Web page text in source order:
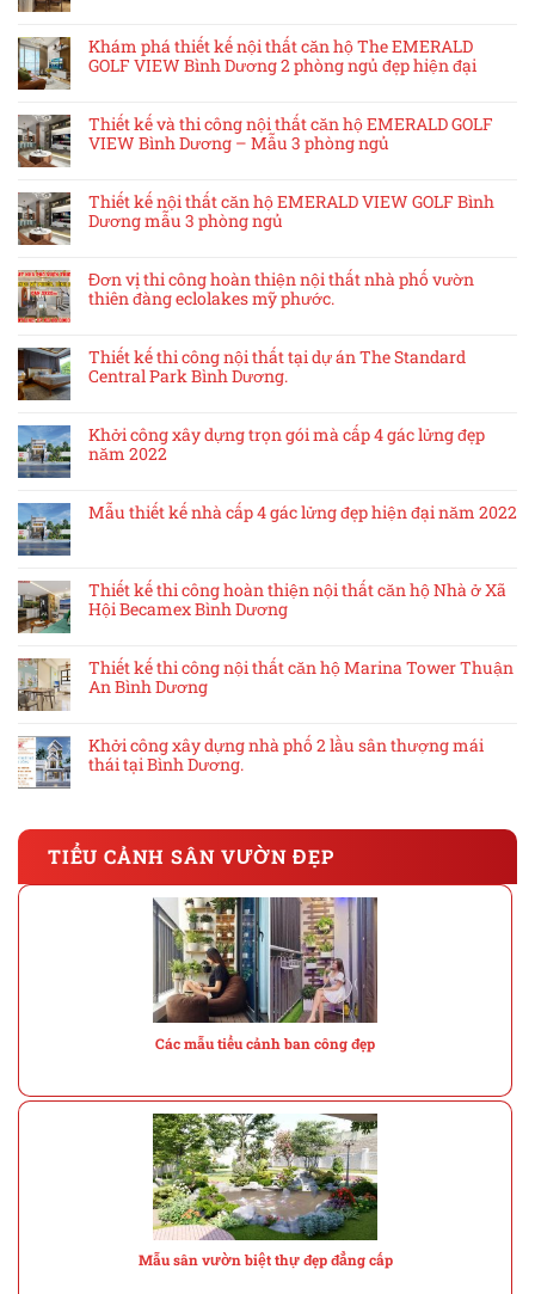
Khám phá thiết kế nội thất căn hộ The EMERALD
GOLF VIEW Bình Dương 2 phòng ngủ đẹp hiện đại
Thiết kế và thi công nội thất căn hộ EMERALD GOLF
VIEW Bình Dương – Mẫu 3 phòng ngủ
Thiết kế nội thất căn hộ EMERALD VIEW GOLF Bình
Dương mẫu 3 phòng ngủ
Đơn vị thi công hoàn thiện nội thất nhà phố vườn
thiên đàng eclolakes mỹ phước.
Thiết kế thi công nội thất tại dự án The Standard
Central Park Bình Dương.
Khởi công xây dựng trọn gói mà cấp 4 gác lửng đẹp
năm 2022
Mẫu thiết kế nhà cấp 4 gác lửng đẹp hiện đại năm 2022
Thiết kế thi công hoàn thiện nội thất căn hộ Nhà ở Xã
Hội Becamex Bình Dương
Thiết kế thi công nội thất căn hộ Marina Tower Thuận
An Bình Dương
Khởi công xây dựng nhà phố 2 lầu sân thượng mái
thái tại Bình Dương.
TIỂU CẢNH SÂN VƯỜN ĐẸP
Các mẫu tiểu cảnh ban công đẹp
Mẫu sân vườn biệt thự đẹp đẳng cấp